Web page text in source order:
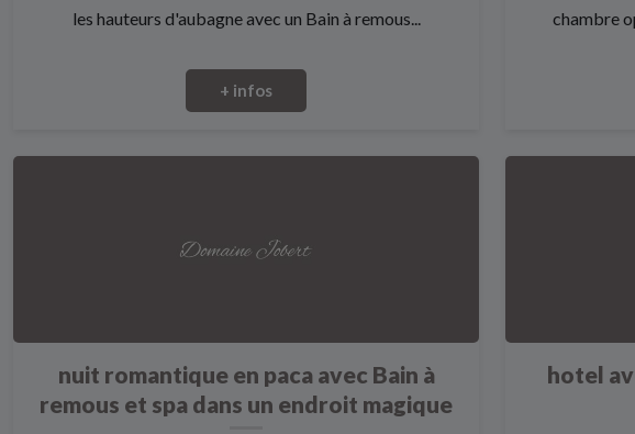
les hauteurs d'aubagne avec un Bain à remous...
+ infos
chambre
nuit romantique en paca avec Bain à
remous et spa dans un endroit magique
hotel